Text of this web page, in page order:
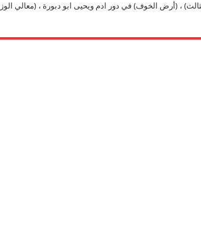
، (أرض الخوف) في دور ادم ويحيى ابو دبورة ، (معالي